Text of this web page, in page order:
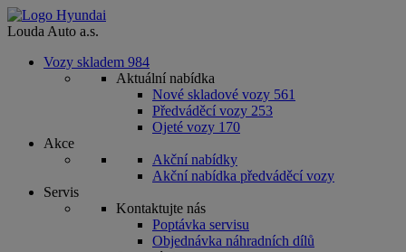
Louda Auto a.s.
Vozy skladem 984
Aktuální nabídka
Nové skladové vozy 561
Předváděcí vozy 253
Ojeté vozy 170
Akce
Akční nabídky
Akční nabídka předváděcí vozy
Servis
Kontaktujte nás
Poptávka servisu
Objednávka náhradních dílů